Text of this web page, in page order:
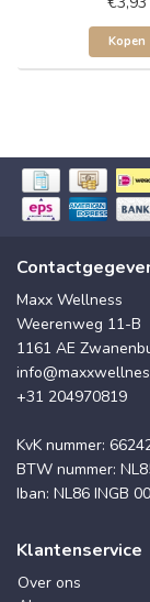
Kopen
Maxx Wellness
Weerenweg 11-B
1161 AE
+31 204970819
KvK nummer:
BTW nummer:
Iban: NL86 INGB
Klantenservice
Over ons